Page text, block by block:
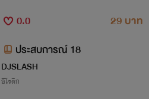
0.0
29 บาท
ประสบการณ์ 18
DJSLASH
อีโรติก